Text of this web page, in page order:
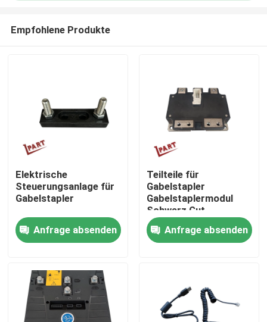
Nach Hause
Über uns
Produkte
Empfohlene Produkte
Elektrische
Steuerungsanlage für
Gabelstapler
Anfrage absenden
Teilteile für
Gabelstapler
Gabelstaplermodul
Schwarz Gut
funktionierendes
Modul PM400CTU007
Anfrage absenden